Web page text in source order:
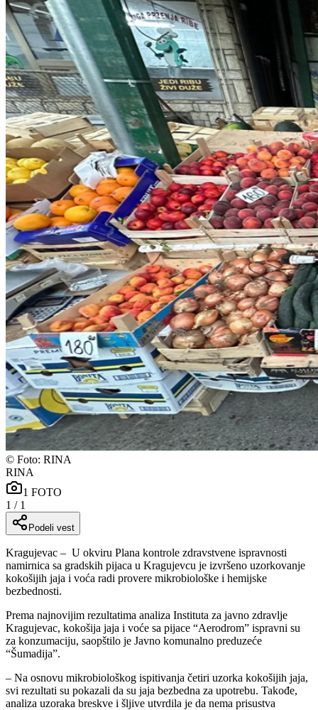
© Foto: RINA
RINA
1 FOTO
1 / 1
Podeli vest
Kragujevac – U okviru Plana kontrole zdravstvene ispravnosti
namirnica sa gradskih pijaca u Kragujevcu je izvršeno uzorkovanje
kokošijih jaja i voća radi provere mikrobiološke i hemijske
bezbednosti.
Prema najnovijim rezultatima analiza Instituta za javno zdravlje
Kragujevac, kokošija jaja i voće sa pijace “Aerodrom” ispravni su
za konzumaciju, saopštilo je Javno komunalno preduzeće
“Šumadija”.
– Na osnovu mikrobiološkog ispitivanja četiri uzorka kokošijih jaja,
svi rezultati su pokazali da su jaja bezbedna za upotrebu. Takođe,
analiza uzoraka breskve i šljive utvrdila je da nema prisustva